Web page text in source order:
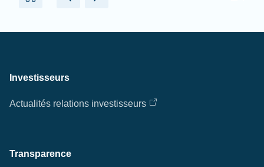
Investisseurs
Actualités relations investisseurs
Transparence